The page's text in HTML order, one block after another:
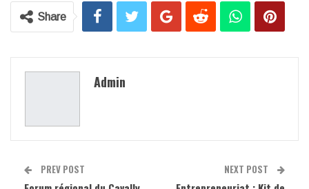
Share
Admin
PREV POST NEXT POST